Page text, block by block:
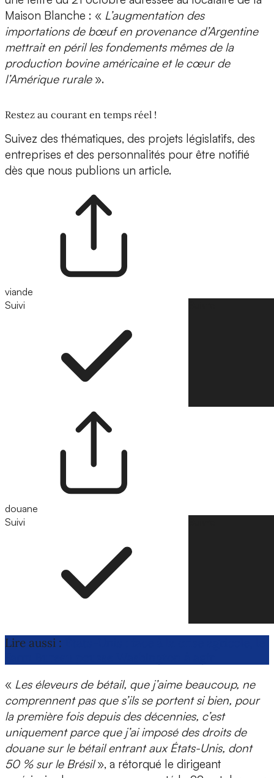
Maison Blanche : « L’augmentation des
importations de bœuf en provenance d’Argentine
mettrait en péril les fondements mêmes de la
production bovine américaine et le cœur de
l’Amérique rurale».
Restez au courant en temps réel !
Suivez des thématiques, des projets législatifs, des
entreprises et des personnalités pour être notifié
dès que nous publions un article.
viande
Suivi
douane
Suivi
Lire aussi :
« Les éleveurs de bétail, que j’aime beaucoup, ne
comprennent pas que s’ils se portent si bien, pour
la première fois depuis des décennies, c’est
uniquement parce que j’ai imposé des droits de
douane sur le bétail entrant aux États-Unis, dont
50 % sur le Brésil», a rétorqué le dirigeant